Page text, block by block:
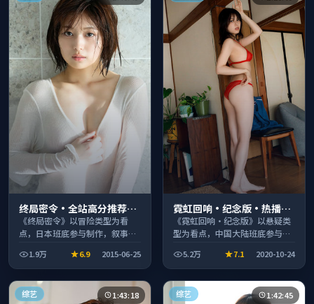
终局密令·全站高分推荐节
奏紧凑值得追看
《终局密令》以冒险类型为看
点，日本班底参与制作，叙事完
看。1.9万 6.9 2015-06-25
霓虹回响·纪念版·热播口
碑之作剧情扎实演技在线
《霓虹回响·纪念版》以悬疑类
型为看点，中国大陆班底参与制
休闲时段观看。
5.2万 7.1 2020-10-24
综艺 1:43:18 综艺 1:42:45